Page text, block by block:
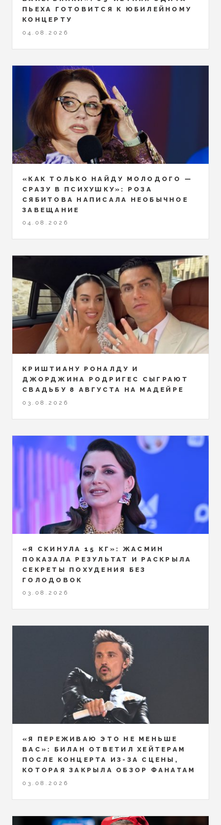
ПЬЕХА ГОТОВИТСЯ К ЮБИЛЕЙНОМУ
КОНЦЕРТУ
04.08.2026
«КАК ТОЛЬКО НАЙДУ МОЛОДОГО —
СРАЗУ В ПСИХУШКУ»: РОЗА
СЯБИТОВА НАПИСАЛА НЕОБЫЧНОЕ
ЗАВЕЩАНИЕ
04.08.2026
КРИШТИАНУ РОНАЛДУ И
ДЖОРДЖИНА РОДРИГЕС СЫГРАЮТ
СВАДЬБУ 8 АВГУСТА НА МАДЕЙРЕ
03.08.2026
«Я СКИНУЛА 15 КГ»: ЖАСМИН
ПОКАЗАЛА РЕЗУЛЬТАТ И РАСКРЫЛА
СЕКРЕТЫ ПОХУДЕНИЯ БЕЗ
ГОЛОДОВОК
03.08.2026
«Я ПЕРЕЖИВАЮ ЭТО НЕ МЕНЬШЕ
ВАС»: БИЛАН ОТВЕТИЛ ХЕЙТЕРАМ
ПОСЛЕ КОНЦЕРТА ИЗ-ЗА СЦЕНЫ,
КОТОРАЯ ЗАКРЫЛА ОБЗОР ФАНАТАМ
03.08.2026